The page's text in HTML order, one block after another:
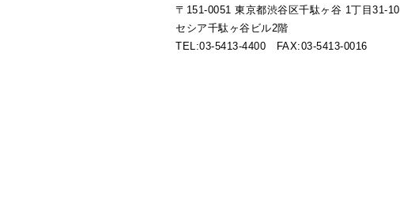
〒151-0051 東京都渋谷区千駄ヶ谷 1丁目31-10
セシア千駄ヶ谷ビル2階
TEL:03-5413-4400 FAX:03-5413-0016